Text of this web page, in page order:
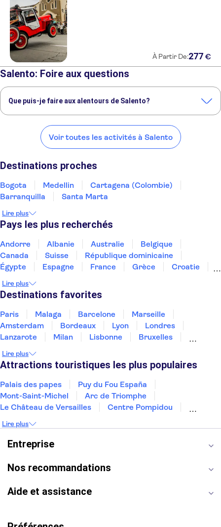
À Partir De:277 €
Salento: Foire aux questions
Que puis-je faire aux alentours de Salento?
Medellin Santa Marta
Voir toutes les activités à Salento
Destinations proches
Bogota Medellin
Cartagena (Colombie)
Barranquilla
Santa Marta
Lire plus
Pays les plus recherchés
Andorre Albanie Australie
Belgique
Canada
Suisse
République dominicaine
Égypte
Espagne France Grèce
Croatie
Thaïlande
Tunisie
Lire plus
Destinations favorites
Paris Malaga Barcelone
Marseille
Amsterdam
Bordeaux Lyon
Londres
Lanzarote
Milan Lisbonne
Bruxelles
Dubai
Minorque Copenhague Montpellier
Lire plus
Attractions touristiques les plus populaires
Palais des papes
Puy du Fou España
Mont-Saint-Michel
Arc de Triomphe
Le Château de Versailles
Centre Pompidou
La Chapelle Sixtine
Musée du Louvre
La Sagrada Familia
Statue de la Liberté
Cathédrale Notre Dame
Montmartre
Lire plus
Entreprise
Nos recommandations
Aide et assistance